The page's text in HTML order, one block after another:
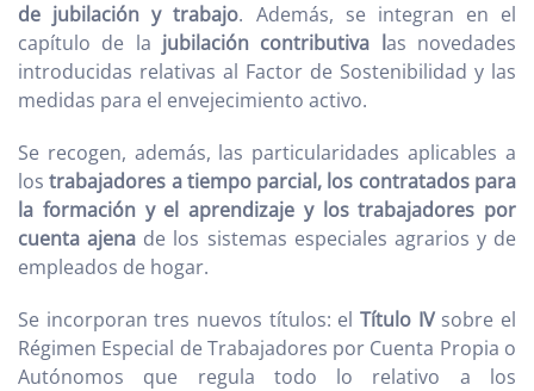
de jubilación y trabajo. Además, se integran en el
capítulo de la jubilación contributiva las novedades
introducidas relativas al Factor de Sostenibilidad y las
medidas para el envejecimiento activo.
Se recogen, además, las particularidades aplicables a
los trabajadores a tiempo parcial, los contratados para
la formación y el aprendizaje y los trabajadores por
cuenta ajena de los sistemas especiales agrarios y de
empleados de hogar.
Se incorporan tres nuevos títulos: el Título IVsobre el
Régimen Especial de Trabajadores por Cuenta Propia o
Autónomos que regula todo lo relativo a los